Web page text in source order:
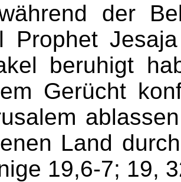
der
Prophet
beruhigt
Gerücht
Land
19,6-7; 19,